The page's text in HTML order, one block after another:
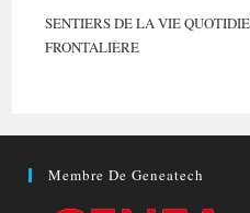
SENTIERS DE LA VIE
FRONTALIÈRE
Membre De Geneatech